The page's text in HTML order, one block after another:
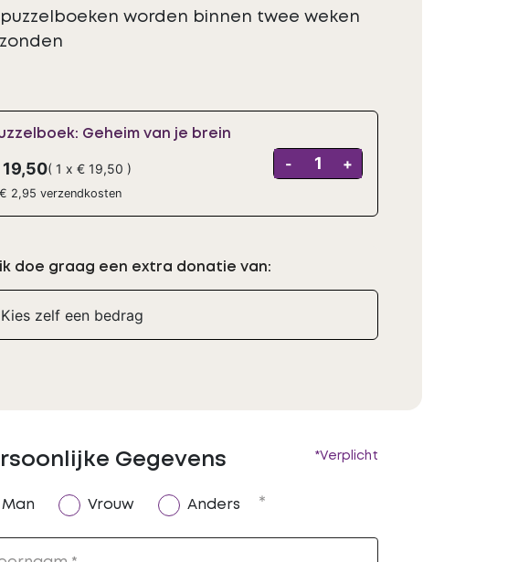
puzzelboeken worden binnen twee weken
Geheim van je brein
( 1 x € 19,50 )
€ 2,95 verzendkosten
- +
doe graag een extra donatie van:
Gegevens *Verplicht
Man Vrouw Anders